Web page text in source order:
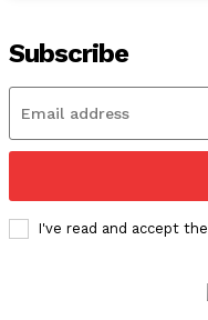
Subscribe
I've read and accept the